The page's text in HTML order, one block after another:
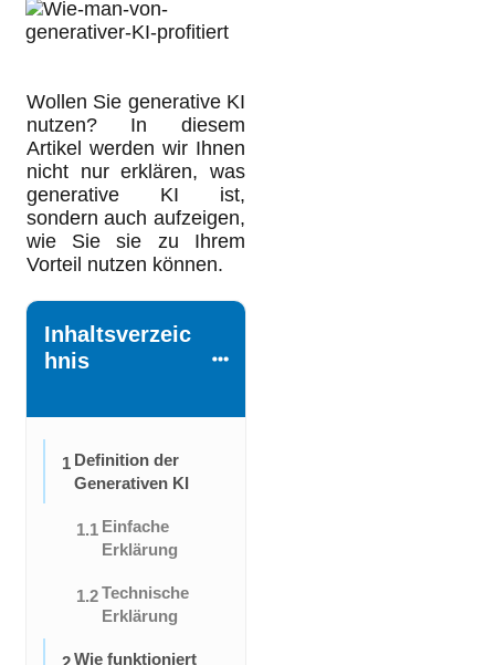
Wollen Sie generative KI
nutzen? In diesem
Artikel werden wir Ihnen
nicht nur erklären, was
generative KI ist,
sondern auch aufzeigen,
wie Sie sie zu Ihrem
Vorteil nutzen können.
Inhaltsverzeic
hnis
1 Definition der
Generativen KI
1.1 Einfache
Erklärung
1.2Technische
Erklärung
Wie funktioniert